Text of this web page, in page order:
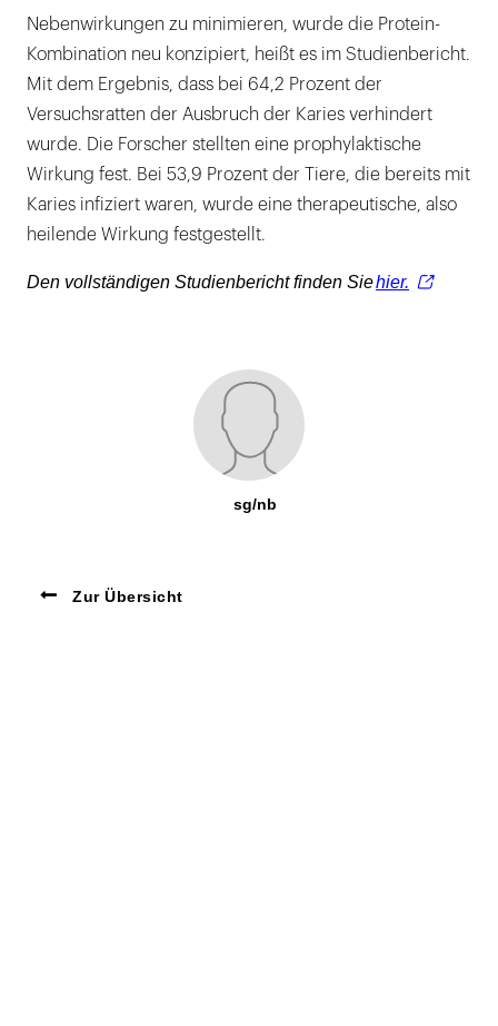
Nebenwirkungen zu minimieren, wurde die Protein-
Kombination neu konzipiert, heißt es im Studienbericht.
Mit dem Ergebnis, dass bei 64,2 Prozent der
Versuchsratten der Ausbruch der Karies verhindert
wurde. Die Forscher stellten eine prophylaktische
Wirkung fest. Bei 53,9 Prozent der Tiere, die bereits mit
Karies infiziert waren, wurde eine therapeutische, also
heilende Wirkung festgestellt.
Den vollständigen Studienbericht finden Siehier.
sg/nb
Zur Übersicht